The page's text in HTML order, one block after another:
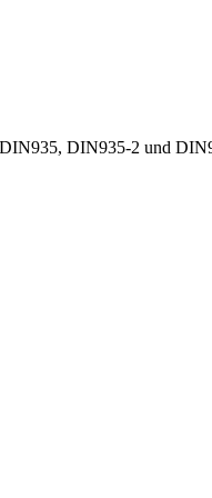
DIN935-2 und